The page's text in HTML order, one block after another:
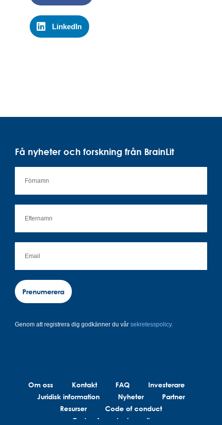
LinkedIn
Få nyheter och forskning från BrainLit
Prenumerera
Genom att registrera dig godkänner du vår sekretesspolicy.
Om oss Kontakt FAQ
Investerare
Juridisk information
Nyheter
Partner
Resurser
Code of conduct
Code of conduct suppliers